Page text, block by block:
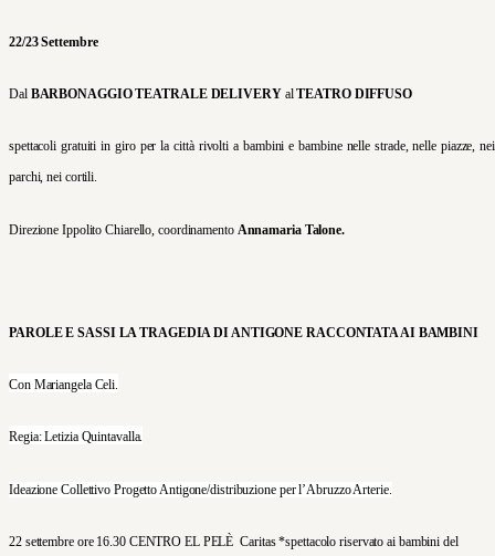
22/23 Settembre
Dal BARBONAGGIO TEATRALE DELIVERY alTEATRO DIFFUSO
spettacoli gratuiti in giro per la città rivolti a bambini e bambine nelle strade, nelle piazze, nei
parchi, nei cortili.
Direzione Ippolito Chiarello , coordinamento Annamaria Talone.
PAROLE E SASSI LA TRAGEDIA DI ANTIGONE RACCONTATA AI BAMBINI
Con Mariangela Celi.
Regia: Letizia Quintavalla.
Ideazione Collettivo Progetto Antigone/distribuzione per l’Abruzzo Arterie.
22 settembre ore 16.30 CENTRO EL PELÈCaritas *spettacolo riservato ai bambini del